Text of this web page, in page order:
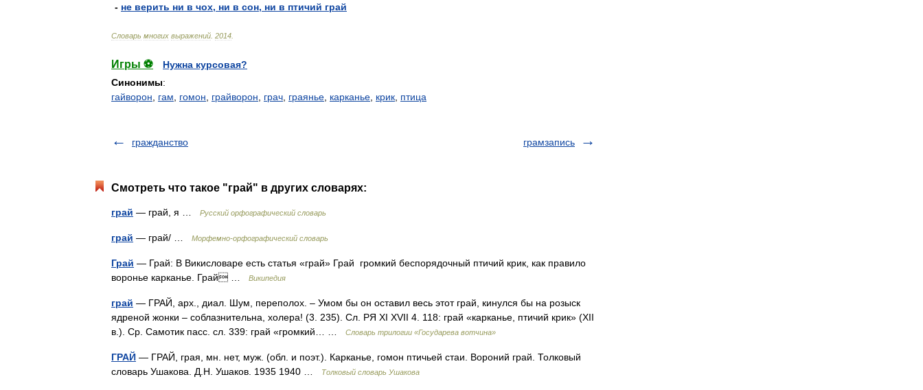
- не верить ни в чох, ни в сон, ни в птичий грай
Словарь многих выражений 2014
Игры ⚽
Нужна курсовая?
Синонимы:
гайворон
гам гомон грайворон грач граянье карканье крик птица
гражданство грамзапись
Смотреть что такое "грай" в других словарях:
грай — грай, я … Русский орфографический словарь
грай — грай/ … Морфемно-орфографический словарь
Грай — Грай: В Викисловаре есть статья «грай» Грай громкий беспорядочный птичий крик, как правило
воронье карканье. Грай …
Википедия
грай — ГРАЙ, арх., диал. Шум, переполох. – Умом бы он оставил весь этот грай, кинулся бы на розыск
ядреной жонки – соблазнительна, холера! (3. 235). Сл. РЯ XI XVII 4. 118: грай «карканье, птичий крик» (XII
в.). Ср. Самотик пасс. сл. 339: грай «громкий… …
Словарь трилогии «Государева вотчина»
ГРАЙ — ГРАЙ, грая, мн. нет, муж. (обл. и поэт.). Карканье, гомон птичьей стаи. Вороний грай. Толковый
словарь Ушакова. Д.Н. Ушаков. 1935 1940 …
Толковый словарь Ушакова